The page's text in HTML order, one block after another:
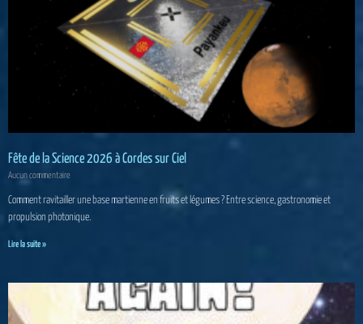
Fête de la Science 2026 à Cordes sur Ciel
Aucun commentaire
Comment ravitailler une base martienne en fruits et légumes ? Entre science, gastronomie et
propulsion photonique.
Lire la suite »